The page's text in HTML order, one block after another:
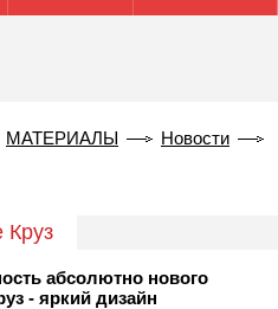
МАТЕРИАЛЫ
Новости
абсолютно нового
- яркий дизайн